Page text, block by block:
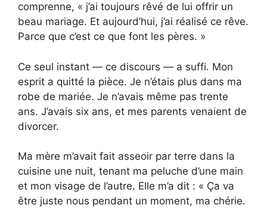
comprenne, « j’ai toujours rêvé de lui offrir un
beau mariage. Et aujourd’hui, j’ai réalisé ce rêve.
Parce que c’est ce que font les pères. »
Ce seul instant — ce discours — a suffi. Mon
esprit a quitté la pièce. Je n’étais plus dans ma
robe de mariée. Je n’avais même pas trente
ans. J’avais six ans, et mes parents venaient de
divorcer.
Ma mère m’avait fait asseoir par terre dans la
cuisine une nuit, tenant ma peluche d’une main
et mon visage de l’autre. Elle m’a dit : « Ça va
être juste nous pendant un moment, ma chérie.